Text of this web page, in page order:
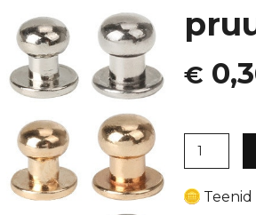
oli:
€
€
is:
€
Kruvi
lm.6Teenid